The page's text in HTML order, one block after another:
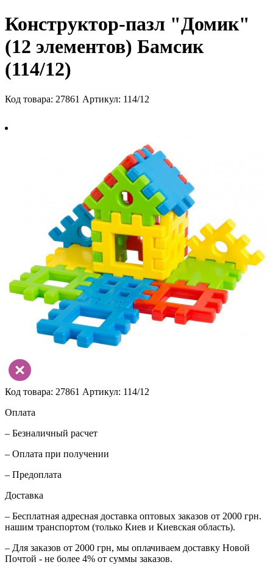
Конструктор-пазл "Домик"
(12 элементов) Бамсик
(114/12)
Код товара: 27861 Артикул: 114/12
Код товара: 27861 Артикул: 114/12
Оплата
– Безналичный расчет
– Оплата при получении
– Предоплата
Доставка
– Бесплатная адресная доставка оптовых заказов от 2000 грн.
нашим транспортом (только Киев и Киевская область).
– Для заказов от 2000 грн, мы оплачиваем доставку Новой
Почтой - не более 4% от суммы заказов.